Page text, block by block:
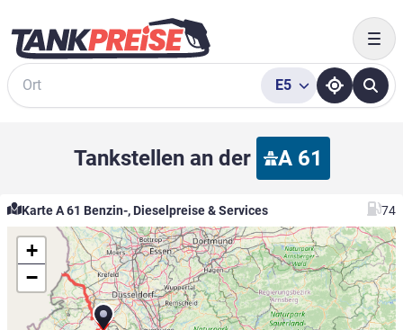
Suche
E5
Tankstellen an der A 61
Karte A 61 Benzin-, Dieselpreise & Services 74
+
−